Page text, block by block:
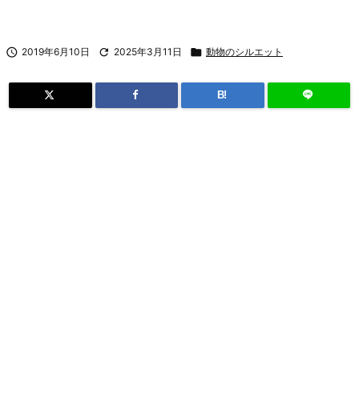
 2019年6月10日  2025年3月11日  動物のシルエット
B!